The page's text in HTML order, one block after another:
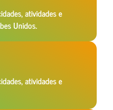
atividades e
Unidos.
atividades e